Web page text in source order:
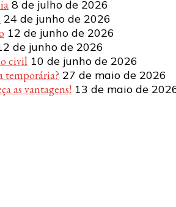
8 de julho de 2026
24 de junho de 2026
12 de junho de 2026
de junho de 2026
civil 10 de junho de 2026
temporária? 27 de maio de 2026
as vantagens! 13 de maio de